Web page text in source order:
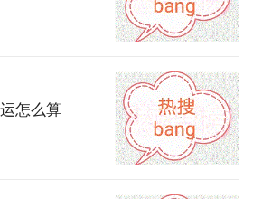
怎么算